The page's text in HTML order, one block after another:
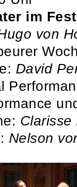
im
von
David
Clarisse
Nelson